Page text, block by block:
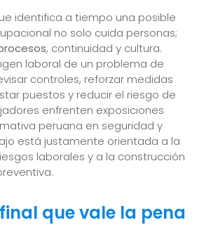
identifica a tiempo una posible
no solo cuida personas;
, continuidad y cultura.
laboral de un problema de
controles, reforzar medidas
puestos y reducir el riesgo de
enfrenten exposiciones
peruana en seguridad y
está justamente orientada a la
laborales y a la construcción
que vale la pena